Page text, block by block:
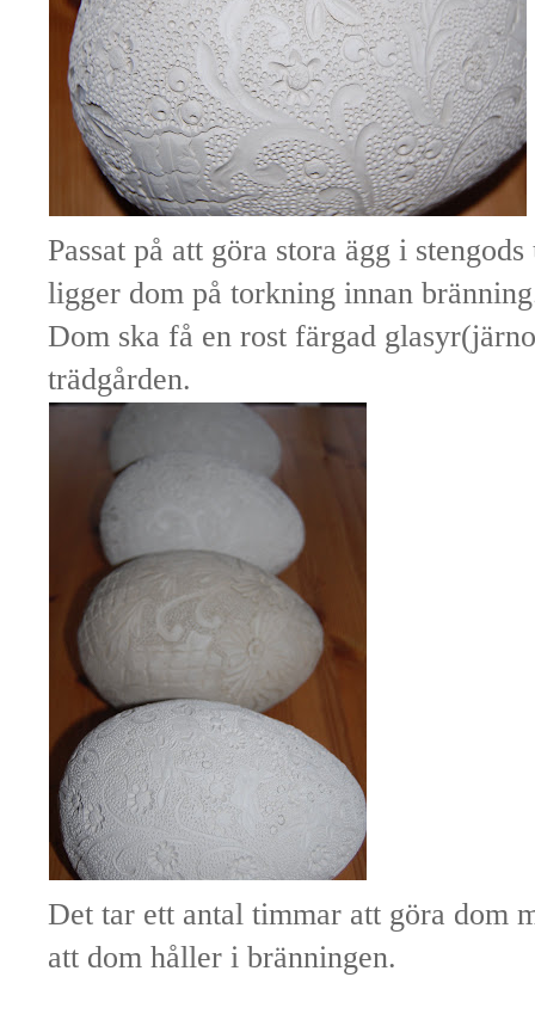
Passat på att göra stora ägg i
ligger dom på torkning innan
Dom ska få en rost färgad
trädgården.
Det tar ett antal timmar att göra dom
att dom håller i bränningen.